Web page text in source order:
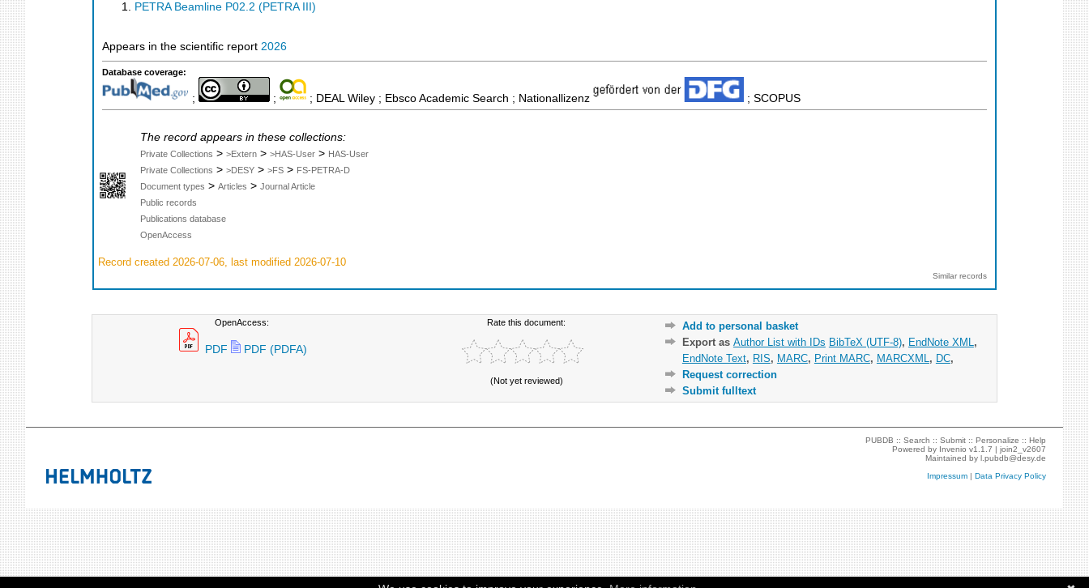
PETRA Beamline P02.2 (PETRA III)
Appears in the scientific report 2026
Database coverage:
; ; ; DEAL Wiley ; Ebsco Academic Search ; Nationallizenz ; SCOPUS
The record appears in these collections:
Private Collections > >Extern > >HAS-User > HAS-User
Private Collections > >DESY > >FS > FS-PETRA-D
Document types > Articles > Journal Article
Public records
Publications database
OpenAccess
Record created 2026-07-06, last modified 2026-07-10
Similar records
OpenAccess:
PDF PDF (PDFA)
Rate this document:
(Not yet reviewed)
Add to personal basket
Export as Author List with IDs BibTeX (UTF-8), EndNote XML ,
EndNote Text, RIS, MARC, Print MARC, MARCXML , DC,
Request correction
Submit fulltext
PUBDB ::Search ::Submit ::Personalize ::Help
Powered by Invenio v1.1.7 |join2_v2607
Maintained byl.pubdb@desy.de
Impressum |Data Privacy Policy